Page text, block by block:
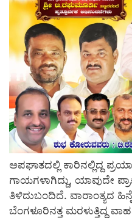
ಅಪಘಾತದಲ್ಲಿ ಕಾರಿನಲ್ಲಿದ್ದ
ಗಾಯಗಳಾಗಿದ್ದು, ಯಾವುದೇ
ತಿಳಿದುಬಂದಿದೆ. ವಾರಾಂತ್ಯದ
ಬೆಂಗಳೂರಿನತ್ತ ಮರಳುತ್ತಿದ್ದ